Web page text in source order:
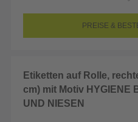
PREISE &
Etiketten auf Rolle,
cm) mit Motiv HYGIENE
UND NIESEN